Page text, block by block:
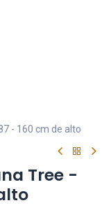
- 160 cm de alto
Tree -